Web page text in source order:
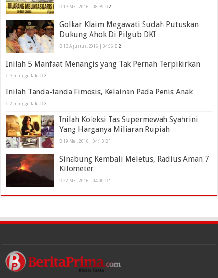
13 Mei, 2016 | 08:39 2
Golkar Klaim Megawati Sudah Putuskan
Dukung Ahok Di Pilgub DKI
13 Agustus, 2016 | 04:06 2
Inilah 5 Manfaat Menangis yang Tak Pernah Terpikirkan
3 minggu lalu 2
Inilah Tanda-tanda Fimosis, Kelainan Pada Penis Anak
2 minggu lalu 2
Inilah Koleksi Tas Supermewah Syahrini
Yang Harganya Miliaran Rupiah
19 Mei, 2016 | 04:13 1
Sinabung Kembali Meletus, Radius Aman 7
Kilometer
22 Mei, 2016 | 04:00 1